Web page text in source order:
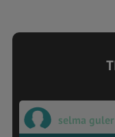
selma guler